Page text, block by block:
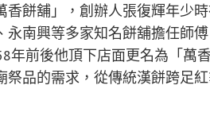
香餅舖」，創辦人張復輝年少
永南興等多家知名餅舖擔任師
年前後他頂下店面更名為「萬
祭品的需求，從傳統漢餅跨足